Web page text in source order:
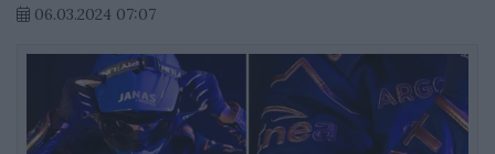
06.03.2024 07:07